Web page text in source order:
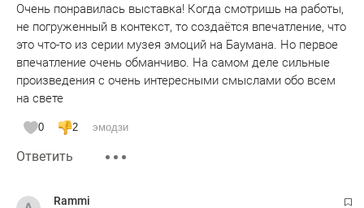
Очень понравилась выставка! Когда смотришь на работы,
не погруженный в контекст, то создаётся впечатление, что
это что-то из серии музея эмоций на Баумана. Но первое
впечатление очень обманчиво. На самом деле сильные
произведения с очень интересными смыслами обо всем
на свете
0 2 эмодзи
Ответить
Rammi